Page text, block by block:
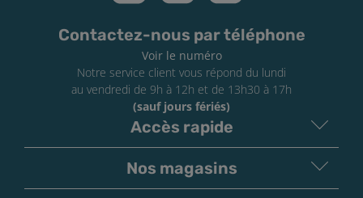
contact cutané, catégorie 3
Contactez-nous par téléphone
Voir le numéro
Notre service client vous répond du lundi
au vendredi de 9h à 12h et de 13h30 à 17h
(sauf jours fériés)
Accès rapide
Nos magasins